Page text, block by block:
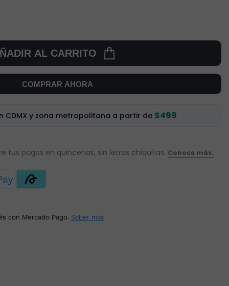
AL CARRITO
COMPRAR AHORA
CDMX y zona metropolitana a partir de $499
con Mercado Pago. Saber más